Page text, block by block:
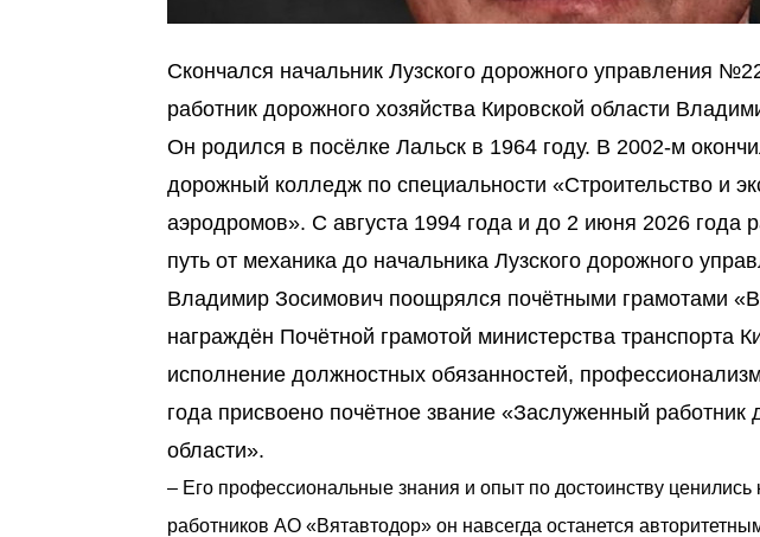
Скончался начальник Лузского дорожного управления
работник дорожного хозяйства Кировской области
Он родился в посёлке Лальск в 1964 году. В 2002-м
дорожный колледж по специальности «Строительство и
аэродромов». С августа 1994 года и до 2 июня 2026 года
путь от механика до начальника Лузского дорожного
Владимир Зосимович поощрялся почётными грамотами
награждён Почётной грамотой министерства транспорта
исполнение должностных обязанностей,
года присвоено почётное звание «Заслуженный работник
области».
– Его профессиональные знания и опыт по достоинству
работников АО «Вятавтодор» он навсегда останется